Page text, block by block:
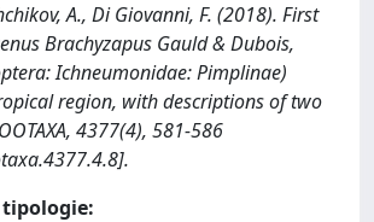
A., Di Giovanni, F. (2018). First
Brachyzapus Gauld & Dubois,
Ichneumonidae: Pimplinae)
region, with descriptions of two
4377(4), 581-586